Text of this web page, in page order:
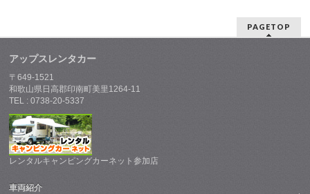
PAGETOP
アップスレンタカー
〒649-1521
和歌山県日高郡印南町美里1264-11
TEL : 0738-20-5337
レンタルキャンピングカーネット参加店
車両紹介